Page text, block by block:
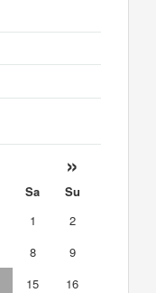
»
Sa
Su
1
2
8
9
15
16